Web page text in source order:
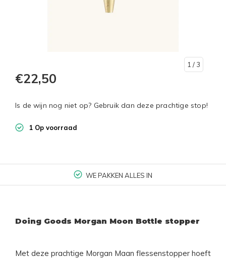
1 / 3
€22,50
Is de wijn nog niet op? Gebruik dan deze prachtige stop!
1 Op voorraad
WE PAKKEN ALLES IN
Doing Goods Morgan Moon Bottle stopper
Met deze prachtige Morgan Maan flessenstopper hoeft